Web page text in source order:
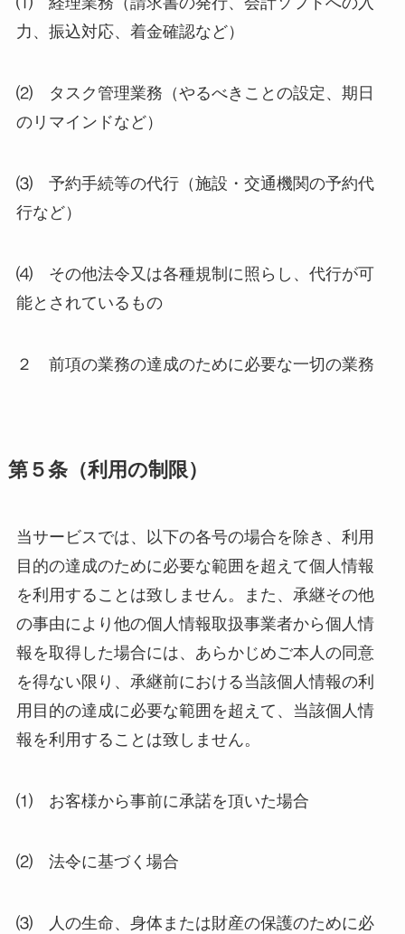
力、振込対応、着金確認など）
⑵ タスク管理業務（やるべきことの設定、期日
のリマインドなど）
⑶ 予約手続等の代行（施設・交通機関の予約代
行など）
⑷ その他法令又は各種規制に照らし、代行が可
能とされているもの
２ 前項の業務の達成のために必要な一切の業務
第５条（利用の制限）
当サービスでは、以下の各号の場合を除き、利用
目的の達成のために必要な範囲を超えて個人情報
を利用することは致しません。また、承継その他
の事由により他の個人情報取扱事業者から個人情
報を取得した場合には、あらかじめご本人の同意
を得ない限り、承継前における当該個人情報の利
用目的の達成に必要な範囲を超えて、当該個人情
報を利用することは致しません。
⑴ お客様から事前に承諾を頂いた場合
⑵ 法令に基づく場合
⑶ 人の生命、身体または財産の保護のために必